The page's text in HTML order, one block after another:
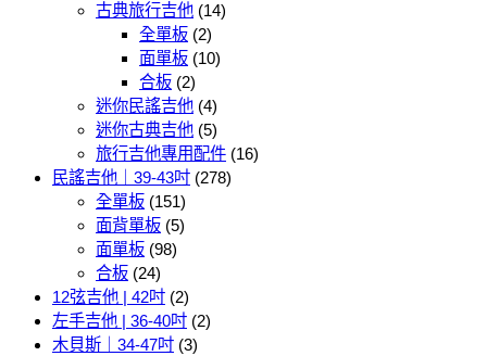
古典旅行吉他 (14)
全單板 (2)
面單板 (10)
合板 (2)
迷你民謠吉他 (4)
迷你古典吉他 (5)
旅行吉他專用配件 (16)
民謠吉他｜39-43吋 (278)
全單板 (151)
面背單板 (5)
面單板 (98)
合板 (24)
12弦吉他 | 42吋 (2)
左手吉他 | 36-40吋 (2)
木貝斯｜34-47吋 (3)